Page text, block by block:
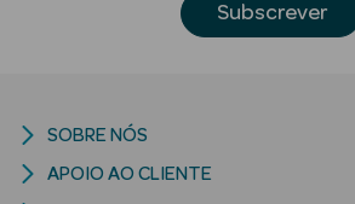
Lábios
Solares Bebé e
Subscrever
SOBRE NÓS
APOIO AO CLIENTE